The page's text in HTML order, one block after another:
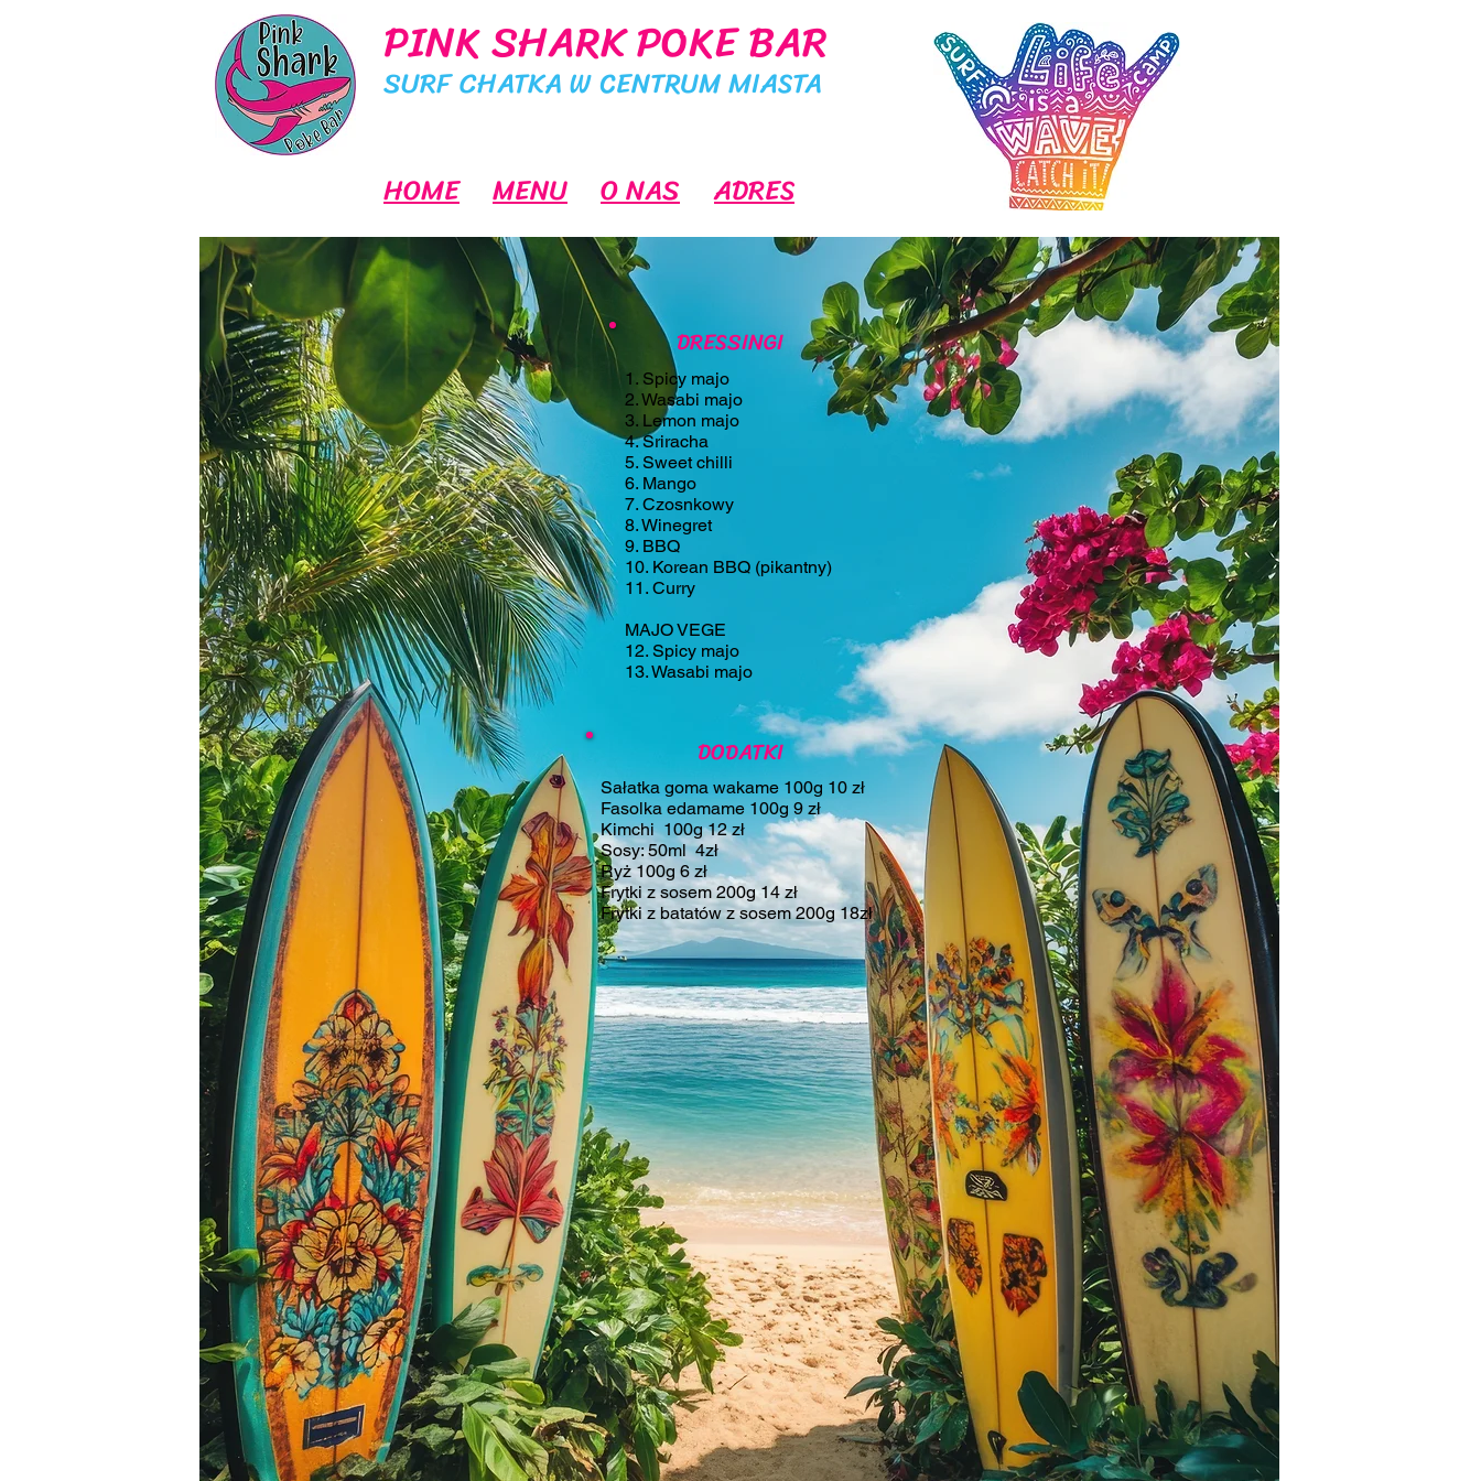
PINK SHARK POKE BAR
SURF CHATKA W CENTRUM MIASTA
HOME MENU O NAS ADRES
DRESSINGI
1. Spicy majo
2. Wasabi majo
3. Lemon majo
4. Sriracha
5. Sweet chilli
6. Mango
7. Czosnkowy
8. Winegret
9. BBQ
10. Korean BBQ (pikantny)
11. Curry
MAJO VEGE
12. Spicy majo
13. Wasabi majo
DODATKI
Sałatka goma wakame 100g 10 zł
Fasolka edamame 100g 9 zł
Kimchi 100g 12 zł
Sosy: 50ml 4zł
Ryż 100g 6 zł
Frytki z sosem 200g 14 zł
Frytki z batatów z sosem 200g 18zł